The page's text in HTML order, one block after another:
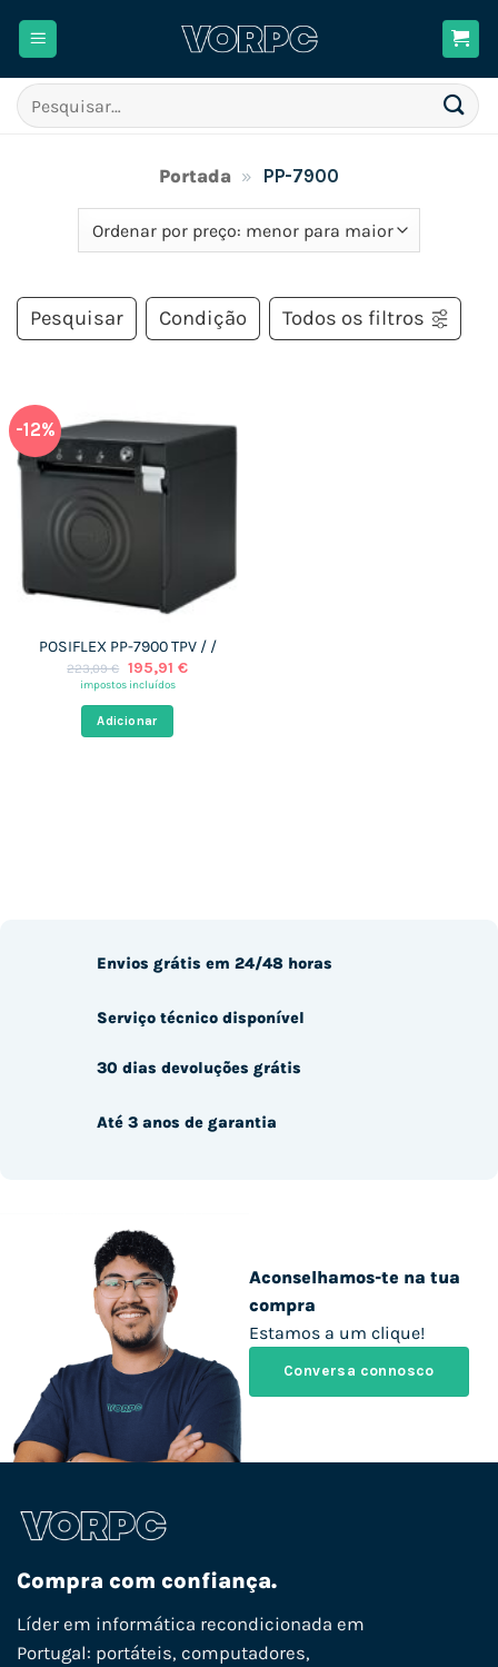
Pesquisar
por:
Portada » PP-7900
Pesquisar Condição Todos os filtros
-12%
POSIFLEX PP-7900 TPV / /
223,09€ O
preço
era:
223,09 €.
195,91 €O
impostos incluídos
Adicionar
Aconselhamos-te na tua
compra
Estamos a um clique!
Conversa connosco
Envios grátis em 24/48 horas
Serviço técnico disponível
30 dias devoluções grátis
Até 3 anos de garantia
Compra com confiança.
Líder em informática recondicionada em
Portugal: portáteis, computadores,